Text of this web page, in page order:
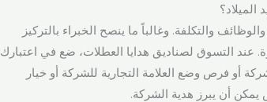
والتكلفة. وغالباً ما ينصح الخبراء بالتركيز
عند التسوق لصناديق هدايا العطلات، ضع في اعتبارك
أو فرص وضع العلامة التجارية للشركة أو خيار
أن يبرز هدية الشركة.